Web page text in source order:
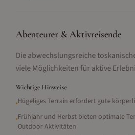
Abenteurer & Aktivreisende
Die abwechslungsreiche
viele Möglichkeiten für aktive
Wichtige Hinweise
•Hügeliges Terrain erfordert gute
•Frühjahr und Herbst bieten optimale
Outdoor-Aktivitäten